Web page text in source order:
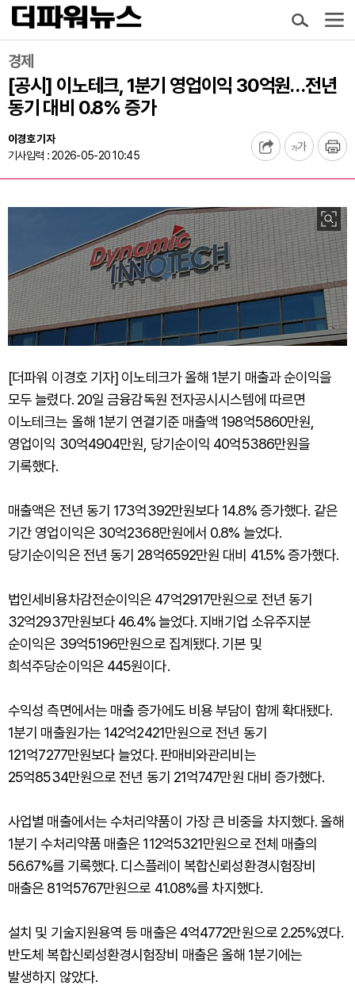
경제
[공시] 이노테크, 1분기 영업이익 30억원…전년
동기 대비 0.8% 증가
이경호 기자
기사입력 : 2026-05-20 10:45
[더파워 이경호 기자] 이노테크가 올해 1분기 매출과 순이익을
모두 늘렸다. 20일 금융감독원 전자공시시스템에 따르면
이노테크는 올해 1분기 연결기준 매출액 198억5860만원,
영업이익 30억4904만원, 당기순이익 40억5386만원을
기록했다.
매출액은 전년 동기 173억392만원보다 14.8% 증가했다. 같은
기간 영업이익은 30억2368만원에서 0.8% 늘었다.
당기순이익은 전년 동기 28억6592만원 대비 41.5% 증가했다.
법인세비용차감전순이익은 47억2917만원으로 전년 동기
32억2937만원보다 46.4% 늘었다. 지배기업 소유주지분
순이익은 39억5196만원으로 집계됐다. 기본 및
희석주당순이익은 445원이다.
수익성 측면에서는 매출 증가에도 비용 부담이 함께 확대됐다.
1분기 매출원가는 142억2421만원으로 전년 동기
121억7277만원보다 늘었다. 판매비와관리비는
25억8534만원으로 전년 동기 21억747만원 대비 증가했다.
사업별 매출에서는 수처리약품이 가장 큰 비중을 차지했다. 올해
1분기 수처리약품 매출은 112억5321만원으로 전체 매출의
56.67%를 기록했다. 디스플레이 복합신뢰성환경시험장비
매출은 81억5767만원으로 41.08%를 차지했다.
설치 및 기술지원용역 등 매출은 4억4772만원으로 2.25%였다.
반도체 복합신뢰성환경시험장비 매출은 올해 1분기에는
발생하지 않았다.